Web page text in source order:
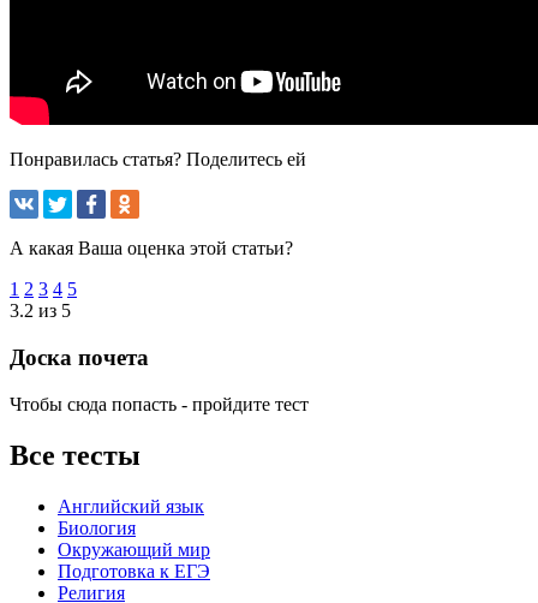
Понравилась статья? Поделитесь ей
А какая Ваша оценка этой статьи?
1 2 3 4 5
3.2 из 5
Доска почета
Чтобы сюда попасть - пройдите тест
Все тесты
Английский язык
Биология
Окружающий мир
Подготовка к ЕГЭ
Религия